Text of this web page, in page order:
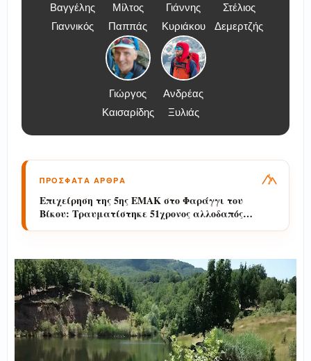
Βαγγέλης
Γιαννικός
Μίλτος
Παππάς
Γιάννης
Κυριάκου
Στέλιος
Δεμερτζής
Γιώργος
Καισαρίδης
Ανδρέας
Ξυλιάς
ΠΡΟΣΦΑΤΑ ΑΡΘΡΑ
Επιχείρηση της 5ης ΕΜΑΚ στο Φαράγγι του
Βίκου: Τραυματίστηκε 51χρονος αλλοδαπός